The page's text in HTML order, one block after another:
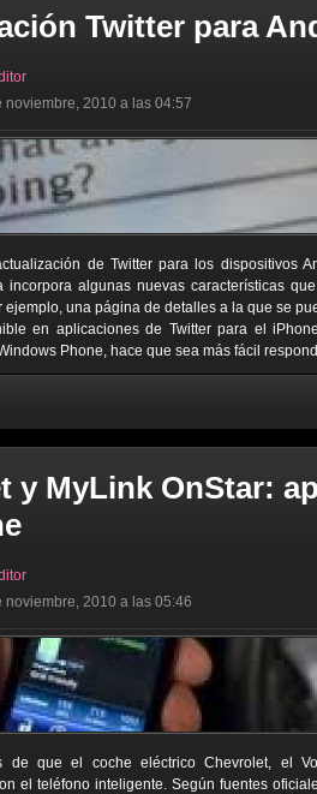
Twitter para
noviembre, 2010 a las 04:57
de Twitter para los dispositivos
incorpora algunas nuevas características
ejemplo, una página de detalles a la que se
en aplicaciones de Twitter para el
Phone, hace que sea más fácil
y MyLink OnStar:
noviembre, 2010 a las 05:46
de que el coche eléctrico Chevrolet, el
el teléfono inteligente. Según fuentes